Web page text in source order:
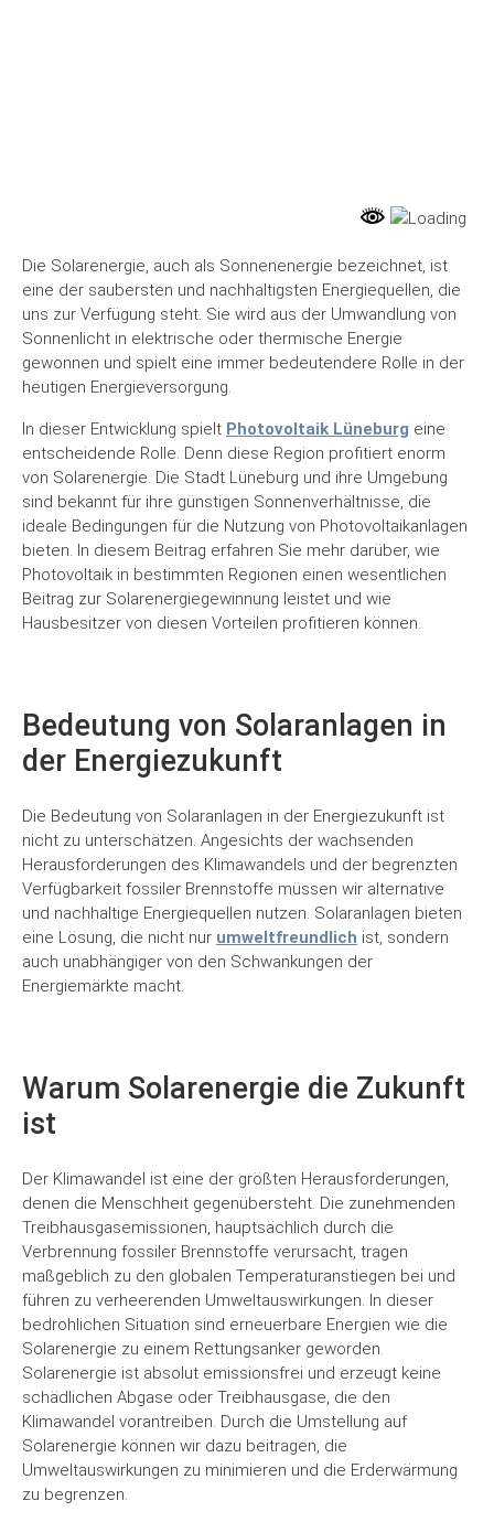
Die Solarenergie, auch als Sonnenenergie bezeichnet, ist
eine der saubersten und nachhaltigsten Energiequellen, die
uns zur Verfügung steht. Sie wird aus der Umwandlung von
Sonnenlicht in elektrische oder thermische Energie
gewonnen und spielt eine immer bedeutendere Rolle in der
heutigen Energieversorgung.
In dieser Entwicklung spielt Photovoltaik Lüneburg eine
entscheidende Rolle. Denn diese Region profitiert enorm
von Solarenergie. Die Stadt Lüneburg und ihre Umgebung
sind bekannt für ihre günstigen Sonnenverhältnisse, die
ideale Bedingungen für die Nutzung von Photovoltaikanlagen
bieten. In diesem Beitrag erfahren Sie mehr darüber, wie
Photovoltaik in bestimmten Regionen einen wesentlichen
Beitrag zur Solarenergiegewinnung leistet und wie
Hausbesitzer von diesen Vorteilen profitieren können.
Bedeutung von Solaranlagen in
der Energiezukunft
Die Bedeutung von Solaranlagen in der Energiezukunft ist
nicht zu unterschätzen. Angesichts der wachsenden
Herausforderungen des Klimawandels und der begrenzten
Verfügbarkeit fossiler Brennstoffe müssen wir alternative
und nachhaltige Energiequellen nutzen. Solaranlagen bieten
eine Lösung, die nicht nur umweltfreundlich ist, sondern
auch unabhängiger von den Schwankungen der
Energiemärkte macht.
Warum Solarenergie die Zukunft
ist
Der Klimawandel ist eine der größten Herausforderungen,
denen die Menschheit gegenübersteht. Die zunehmenden
Treibhausgasemissionen, hauptsächlich durch die
Verbrennung fossiler Brennstoffe verursacht, tragen
maßgeblich zu den globalen Temperaturanstiegen bei und
führen zu verheerenden Umweltauswirkungen. In dieser
bedrohlichen Situation sind erneuerbare Energien wie die
Solarenergie zu einem Rettungsanker geworden.
Solarenergie ist absolut emissionsfrei und erzeugt keine
schädlichen Abgase oder Treibhausgase, die den
Klimawandel vorantreiben. Durch die Umstellung auf
Solarenergie können wir dazu beitragen, die
Umweltauswirkungen zu minimieren und die Erderwärmung
zu begrenzen.